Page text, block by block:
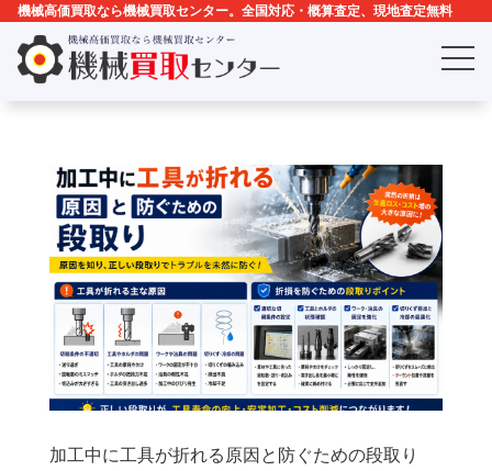
機械高価買取なら機械買取センター。全国対応・概算査定、現地査定無料
加工中に工具が折れる原因と防ぐための段取り